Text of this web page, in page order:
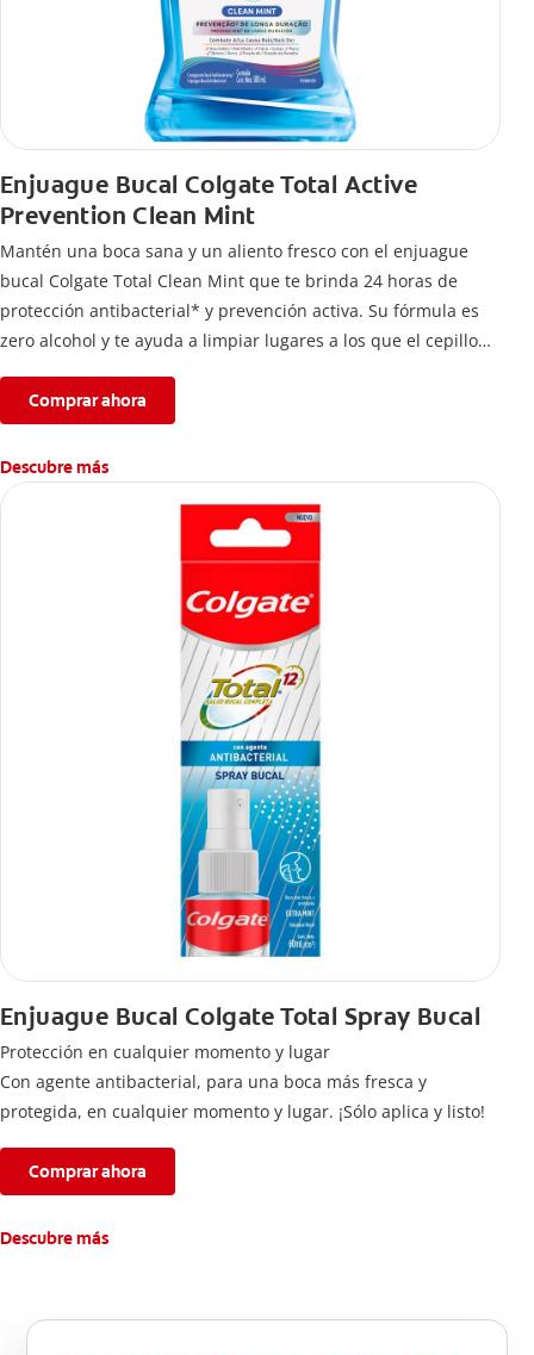
Enjuague Bucal Colgate Total Active
Prevention Clean Mint
Mantén una boca sana y un aliento fresco con el enjuague
bucal Colgate Total Clean Mint que te brinda 24 horas de
protección antibacterial* y prevención activa. Su fórmula es
zero alcohol y te ayuda a limpiar lugares a los que el cepillo
Comprar ahora
Descubre más
Enjuague Bucal Colgate Total Spray Bucal
Protección en cualquier momento y lugar
Con agente antibacterial, para una boca más fresca y
protegida, en cualquier momento y lugar. ¡Sólo aplica y listo!
Comprar ahora
Descubre más